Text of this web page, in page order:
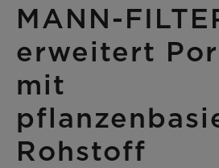
MANN-
erweitert
mit
Rohstoff